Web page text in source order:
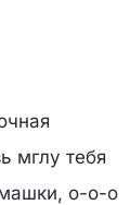
мглу тебя
о-о-о